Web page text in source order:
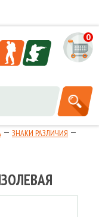
0
ЗНАКИ РАЗЛИЧИЯ